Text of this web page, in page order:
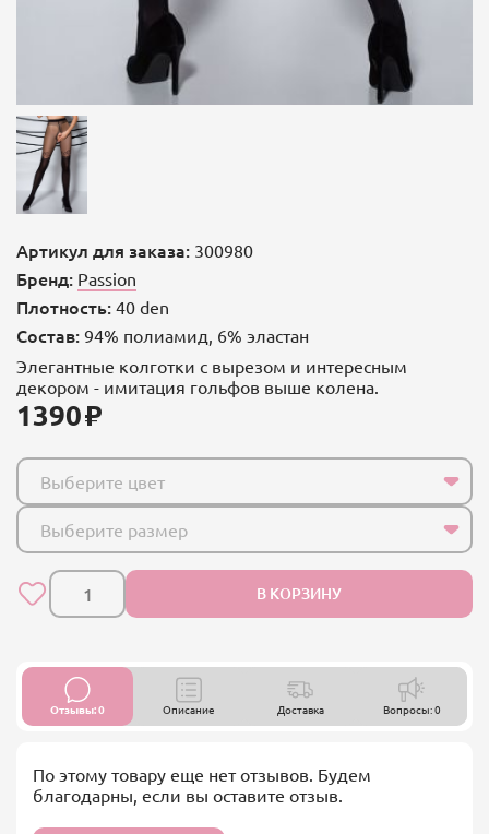
Артикул для заказа: 300980
Бренд: Passion
Плотность: 40 den
Состав: 94% полиамид, 6% эластан
Элегантные колготки с вырезом и интересным
декором - имитация гольфов выше колена.
1390
Выберите цвет
Выберите размер
В КОРЗИНУ
Отзывы: 0 Описание Доставка Вопросы: 0
По этому товару еще нет отзывов. Будем
благодарны, если вы оставите отзыв.